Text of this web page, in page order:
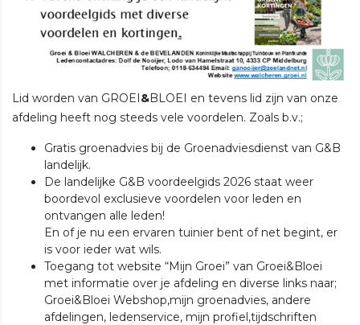
Lid worden van GROEI&BLOEI en tevens lid zijn van onze
afdeling heeft nog steeds vele voordelen. Zoals b.v.;
Gratis groenadvies bij de Groenadviesdienst van G&B
landelijk.
De landelijke G&B voordeelgids 2026 staat weer
boordevol exclusieve voordelen voor leden en
ontvangen alle leden!
En of je nu een ervaren tuinier bent of net begint, er
is voor ieder wat wils.
Toegang tot website “Mijn Groei” van Groei&Bloei
met informatie over je afdeling en diverse links naar;
Groei&Bloei Webshop,mijn groenadvies, andere
afdelingen, ledenservice, mijn profiel,tijdschriften